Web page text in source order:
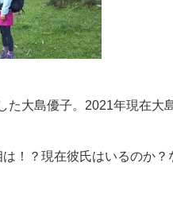
た大島優子。2021年現在大
！？現在彼氏はいるのか